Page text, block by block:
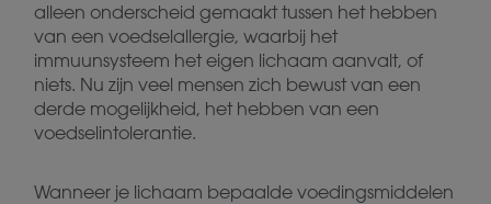
alleen onderscheid gemaakt tussen het hebben
van een voedselallergie, waarbij het
immuunsysteem het eigen lichaam aanvalt, of
niets. Nu zijn veel mensen zich bewust van een
derde mogelijkheid, het hebben van een
voedselintolerantie.
Wanneer je lichaam bepaalde voedingsmiddelen